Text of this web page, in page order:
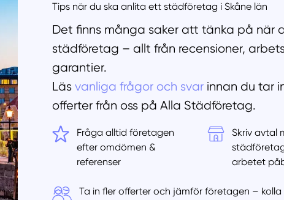
Tips när du ska anlita ett städföretag i Skåne län
Det finns många saker att tänka på när
städföretag – allt från recensioner,
garantier.
Läs vanliga frågor och svar innan du tar
offerter från oss på Alla Städföretag.
Fråga alltid företagen
efter omdömen &
referenser
Skriv avtal
arbetet
Ta in fler offerter och jämför företagen – kolla